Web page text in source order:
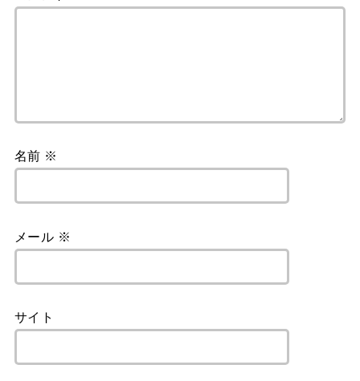
名前 ※
メール ※
サイト